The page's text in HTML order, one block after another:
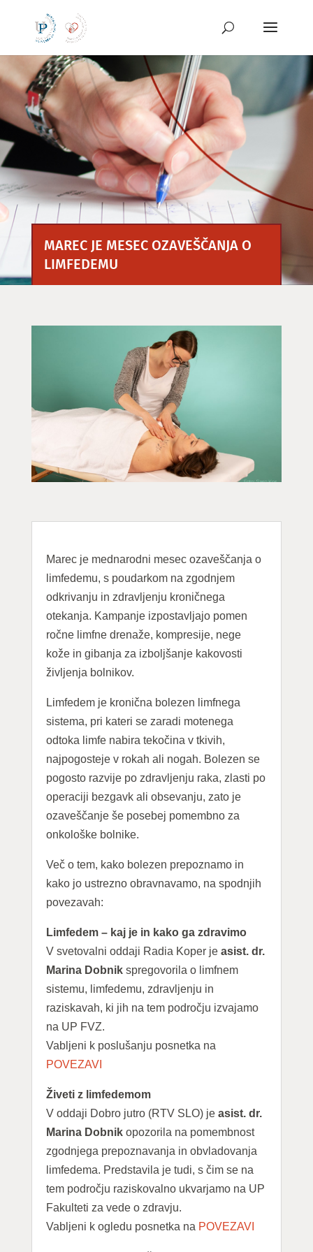
vsebino
MAREC JE MESEC OZAVEŠČANJA O
LIMFEDEMU
Marec je mednarodni mesec ozaveščanja o
limfedemu, s poudarkom na zgodnjem
odkrivanju in zdravljenju kroničnega
otekanja. Kampanje izpostavljajo pomen
ročne limfne drenaže, kompresije, nege
kože in gibanja za izboljšanje kakovosti
življenja bolnikov.
Limfedem je kronična bolezen limfnega
sistema, pri kateri se zaradi motenega
odtoka limfe nabira tekočina v tkivih,
najpogosteje v rokah ali nogah. Bolezen se
pogosto razvije po zdravljenju raka, zlasti po
operaciji bezgavk ali obsevanju, zato je
ozaveščanje še posebej pomembno za
onkološke bolnike.
Več o tem, kako bolezen prepoznamo in
kako jo ustrezno obravnavamo, na spodnjih
povezavah:
Limfedem – kaj je in kako ga zdravimo
V svetovalni oddaji Radia Koper je asist. dr.
Marina Dobnikspregovorila o limfnem
sistemu, limfedemu, zdravljenju in
raziskavah, ki jih na tem področju izvajamo
na UP FVZ.
Vabljeni k poslušanju posnetka na
POVEZAVI
Živeti z limfedemom
V oddaji Dobro jutro (RTV SLO) je asist. dr.
Marina Dobnikopozorila na pomembnost
zgodnjega prepoznavanja in obvladovanja
limfedema. Predstavila je tudi, s čim se na
tem področju raziskovalno ukvarjamo na UP
Fakulteti za vede o zdravju.
Vabljeni k ogledu posnetka na POVEZAVI